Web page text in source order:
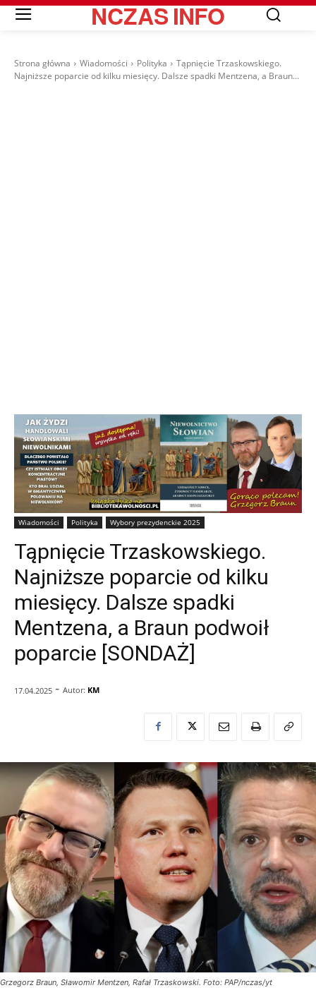
NCZASINFO
Strona główna Wiadomości Polityka
Tąpnięcie Trzaskowskiego.
Najniższe poparcie od kilku miesięcy. Dalsze spadki Mentzena, a Braun...
Wiadomości Polityka Wybory prezydenckie 2025
Tąpnięcie Trzaskowskiego.
Najniższe poparcie od kilku
miesięcy. Dalsze spadki
Mentzena, a Braun podwoił
poparcie [SONDAŻ]
17.04.2025 - Autor: KM
Grzegorz Braun, Sławomir Mentzen, Rafał Trzaskowski. Foto: PAP/nczas/yt